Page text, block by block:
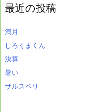
最近の投稿
満月
しろくまくん
決算
暑い
サルスベリ